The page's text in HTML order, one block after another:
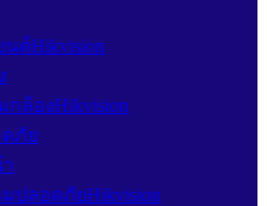
ต์Hikvision
ล้องHikvision
ภัย
ปลอดภัยHikvision